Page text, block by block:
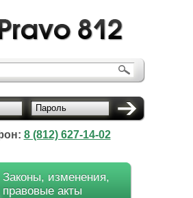
Пароль
8 (812) 627-14-02
Законы, изменения,
правовые акты